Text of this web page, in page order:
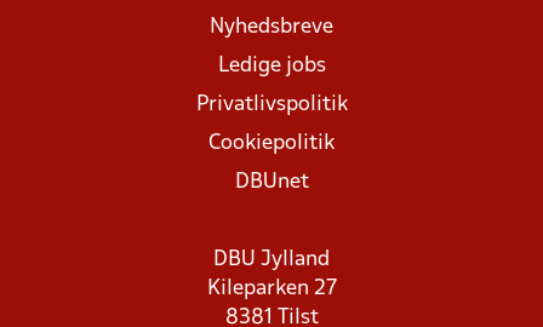
Nyhedsbreve
Ledige jobs
Privatlivspolitik
Cookiepolitik
DBUnet
DBU Jylland
Kileparken 27
8381 Tilst